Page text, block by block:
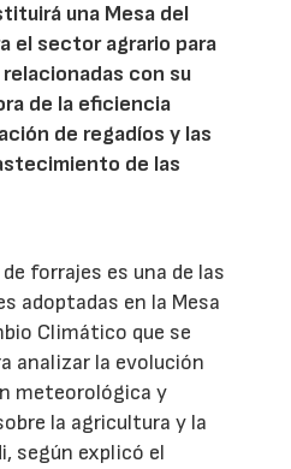
una Mesa del
el sector agrario para
con su
de la eficiencia
de regadíos y las
de las
forrajes es una de las
adoptadas en la Mesa
Climático que se
analizar la evolución
meteorológica y
la agricultura y la
según explicó el